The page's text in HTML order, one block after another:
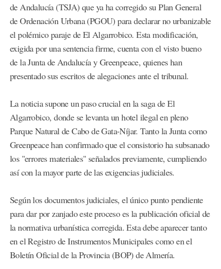
de Andalucía (TSJA) que ya ha corregido su Plan General
de Ordenación Urbana (PGOU) para declarar no urbanizable
el polémico paraje de El Algarrobico. Esta modificación,
exigida por una sentencia firme, cuenta con el visto bueno
de la Junta de Andalucía y Greenpeace, quienes han
presentado sus escritos de alegaciones ante el tribunal.
La noticia supone un paso crucial en la saga de El
Algarrobico, donde se levanta un hotel ilegal en pleno
Parque Natural de Cabo de Gata-Níjar. Tanto la Junta como
Greenpeace han confirmado que el consistorio ha subsanado
los "errores materiales" señalados previamente, cumpliendo
así con la mayor parte de las exigencias judiciales.
Según los documentos judiciales, el único punto pendiente
para dar por zanjado este proceso es la publicación oficial de
la normativa urbanística corregida. Esta debe aparecer tanto
en el Registro de Instrumentos Municipales como en el
Boletín Oficial de la Provincia (BOP) de Almería.